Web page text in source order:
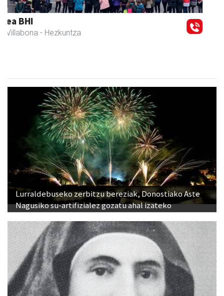
Eizmendi anaiak
Amasa-Villabona - Armategia
Previous Next
Lurraldebuseko zerbitzu bereziak, Donostiako Aste
Nagusiko su-artifizialez gozatu ahal izateko